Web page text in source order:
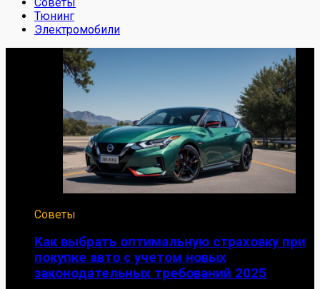
Тюнинг
Электромобили
Советы
Как выбрать оптимальную страховку при
покупке авто с учетом новых
законодательных требований 2025